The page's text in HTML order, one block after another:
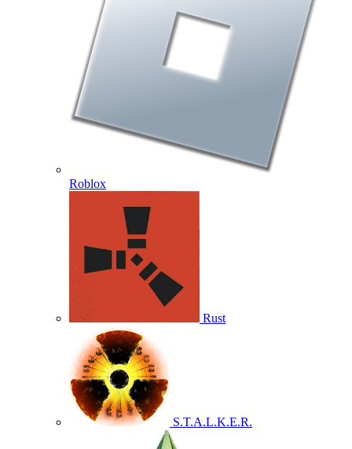
Roblox
Rust
S.T.A.L.K.E.R.